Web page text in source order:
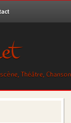
Théâtre, Chanson